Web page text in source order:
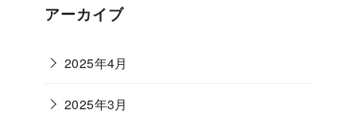
アーカイブ
2025年4月
2025年3月